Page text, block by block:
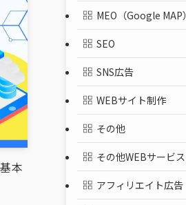
本
MEO（Google MAP）
SEO
SNS広告
WEBサイト制作
その他
その他WEBサービス
アフィリエイト広告